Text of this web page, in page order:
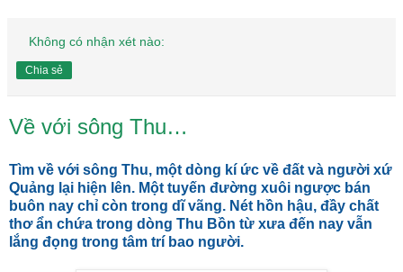
Không có nhận xét nào:
Chia sẻ
Về với sông Thu…
Tìm về với sông Thu, một dòng kí ức về đất và người xứ
Quảng lại hiện lên. Một tuyến đường xuôi ngược bán
buôn nay chỉ còn trong dĩ vãng. Nét hồn hậu, đầy chất
thơ ẩn chứa trong dòng Thu Bồn từ xưa đến nay vẫn
lắng đọng trong tâm trí bao người.